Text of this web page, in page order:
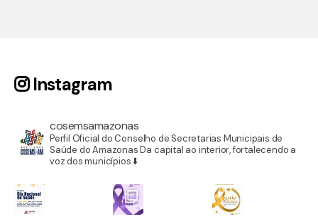
Instagram
cosemsamazonas
Perfil Oficial do Conselho de Secretarias Municipais de
Saúde do AmazonasDa capital ao interior, fortalecendo a
voz dos municípios ⬇️